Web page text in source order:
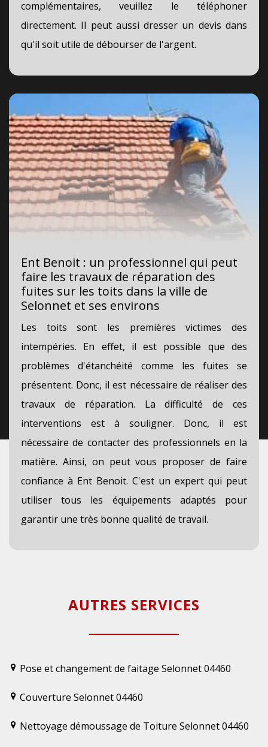
complémentaires, veuillez le téléphoner
directement. Il peut aussi dresser un devis dans
qu'il soit utile de débourser de l'argent.
Ent Benoit : un professionnel qui peut
faire les travaux de réparation des
fuites sur les toits dans la ville de
Selonnet et ses environs
Les toits sont les premières victimes des
intempéries. En effet, il est possible que des
problèmes d'étanchéité comme les fuites se
présentent. Donc, il est nécessaire de réaliser des
travaux de réparation. La difficulté de ces
interventions est à souligner. Donc, il est
nécessaire de contacter des professionnels en la
matière. Ainsi, on peut vous proposer de faire
confiance à Ent Benoit. C'est un expert qui peut
utiliser tous les équipements adaptés pour
garantir une très bonne qualité de travail.
AUTRES SERVICES
Pose et changement de faitage Selonnet 04460
Couverture Selonnet 04460
Nettoyage démoussage de Toiture Selonnet 04460